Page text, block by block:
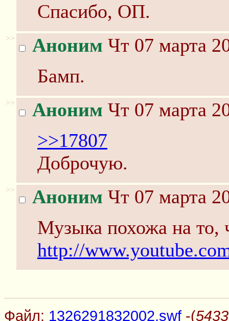
Спасибо, ОП.
>> Аноним Чт 07 марта
Бамп.
>> Аноним Чт 07 марта
>>17807
Доброчую.
>> Аноним Чт 07 марта
Музыка похожа на то,
http://
Файл: 1326291832002.swf-(